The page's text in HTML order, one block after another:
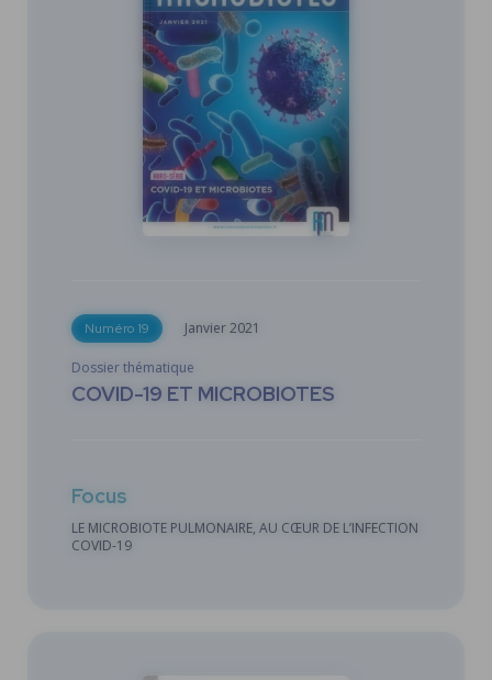
Numéro 19 Janvier2021
Dossier thématique
COVID-19 ET MICROBIOTES
Focus
LE MICROBIOTE PULMONAIRE, AU CŒUR DE L’INFECTION
COVID-19